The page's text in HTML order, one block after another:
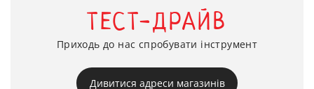
ТЕСТ-ДРАЙВ
Приходь до нас спробувати інструмент
Дивитися адреси магазинів